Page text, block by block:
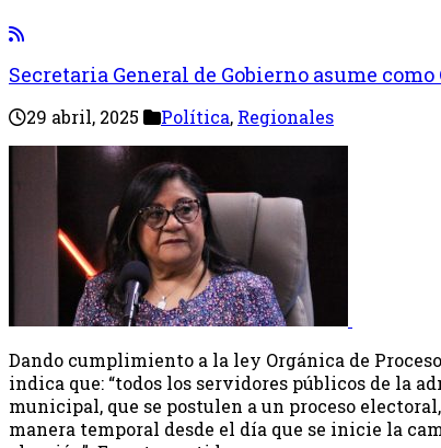
Secretaria General de Gobierno asume
29 abril, 2025 Política, Regionales
Dando cumplimiento a la ley Orgánica de
indica que: “todos los servidores públicos de la
municipal, que se postulen a un proceso
manera temporal desde el día que se inicie la